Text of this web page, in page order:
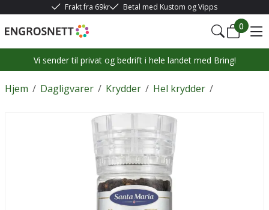
Frakt fra 69kr Betal med Kustom og Vipps
0
Vi sender til privat og bedrift i hele landet med Bring!
/
Hjem /
Dagligvarer /
Krydder /
Hel krydder